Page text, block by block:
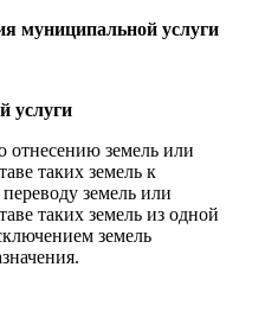
муниципальной услуги
услуги
отнесению земель или
таких земель к
земель или
таких земель из одной
земель